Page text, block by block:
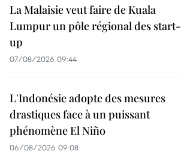
La Malaisie veut faire de Kuala
Lumpur un pôle régional des start-
up
07/08/2026 09:44
L'Indonésie adopte des mesures
drastiques face à un puissant
phénomène El Niño
06/08/2026 09:08